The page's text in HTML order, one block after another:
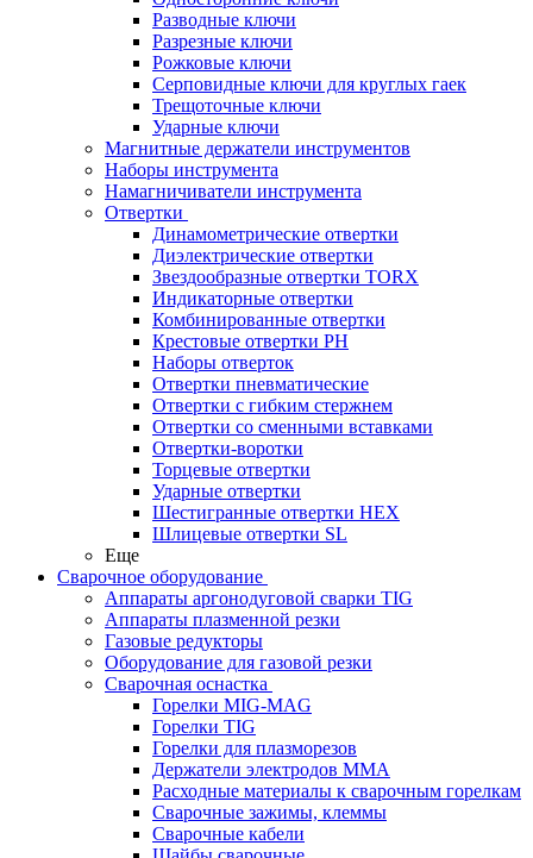
Разводные ключи
Разрезные ключи
Рожковые ключи
Серповидные ключи для круглых гаек
Трещоточные ключи
Ударные ключи
Магнитные держатели инструментов
Наборы инструмента
Намагничиватели инструмента
Отвертки
Динамометрические отвертки
Диэлектрические отвертки
Звездообразные отвертки TORX
Индикаторные отвертки
Комбинированные отвертки
Крестовые отвертки PH
Наборы отверток
Отвертки пневматические
Отвертки с гибким стержнем
Отвертки со сменными вставками
Отвертки-воротки
Торцевые отвертки
Ударные отвертки
Шестигранные отвертки HEX
Шлицевые отвертки SL
Еще
Сварочное оборудование
Аппараты аргонодуговой сварки TIG
Аппараты плазменной резки
Газовые редукторы
Оборудование для газовой резки
Сварочная оснастка
Горелки MIG-MAG
Горелки TIG
Горелки для плазморезов
Держатели электродов ММА
Расходные материалы к сварочным горелкам
Сварочные зажимы, клеммы
Сварочные кабели